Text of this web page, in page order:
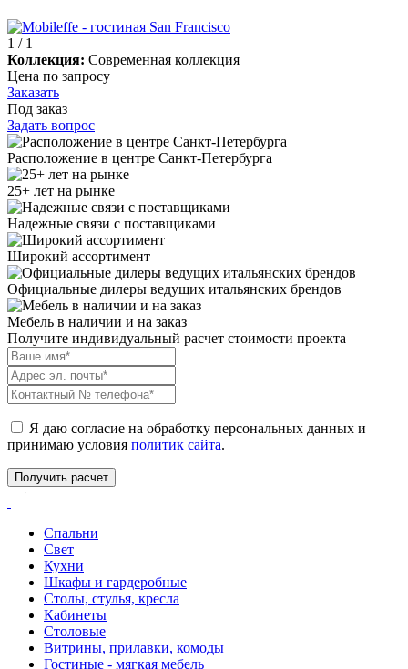
1 / 1
Коллекция: Современная коллекция
Цена по запросу
Заказать
Под заказ
Задать вопрос
Расположение в центре Санкт-Петербурга
25+ лет на рынке
Надежные связи с поставщиками
Широкий ассортимент
Официальные дилеры ведущих итальянских брендов
Мебель в наличии и на заказ
Получите индивидуальный расчет стоимости проекта
Я даю согласие на обработку персональных данных и
принимаю условия политик сайта.
Спальни
Свет
Кухни
Шкафы и гардеробные
Столы, стулья, кресла
Кабинеты
Столовые
Витрины, прилавки, комоды
Гостиные - мягкая мебель